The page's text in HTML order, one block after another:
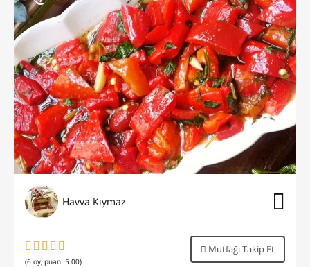
Havva Kıymaz
(6 oy, puan: 5.00)
Mutfağı Takip Et